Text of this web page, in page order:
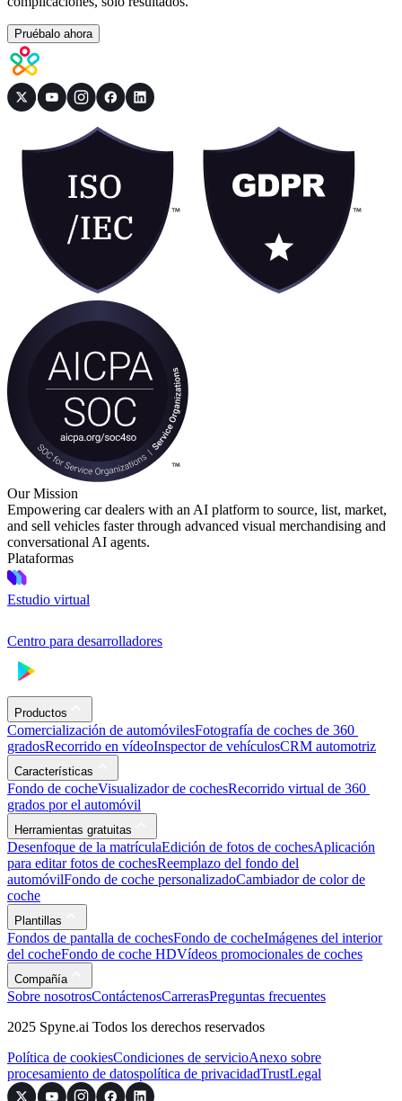
Pruébalo ahora
Our Mission
Empowering car dealers with an AI platform to source, list, market,
and sell vehicles faster through advanced visual merchandising and
conversational AI agents.
Plataformas
Estudio virtual
Centro para desarrolladores
Productos
Comercialización de automóvilesFotografía de coches de 360 ​​
gradosRecorrido en vídeoInspector de vehículosCRM automotriz
Características
Fondo de cocheVisualizador de cochesRecorrido virtual de 360 ​​
grados por el automóvil
Herramientas gratuitas
Desenfoque de la matrículaEdición de fotos de cochesAplicación
para editar fotos de cochesReemplazo del fondo del
automóvilFondo de coche personalizadoCambiador de color de
coche
Plantillas
Fondos de pantalla de cochesFondo de cocheImágenes del interior
del cocheFondo de coche HDVídeos promocionales de coches
Compañía
Sobre nosotrosContáctenosCarrerasPreguntas frecuentes
2025 Spyne.ai Todos los derechos reservados
Política de cookiesCondiciones de servicioAnexo sobre
procesamiento de datospolítica de privacidadTrustLegal